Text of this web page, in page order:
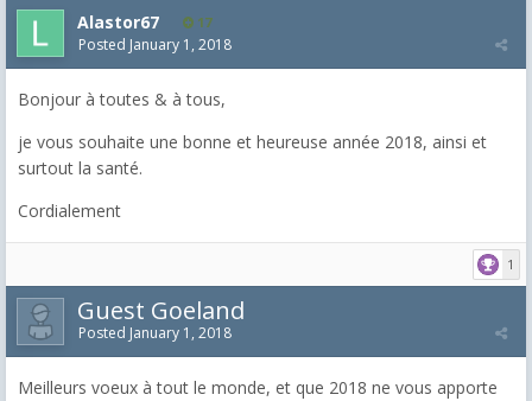
Alastor67 17
Posted January 1, 2018
Bonjour à toutes & à tous,
je vous souhaite une bonne et heureuse année 2018, ainsi et
surtout la santé.
Cordialement
1
Guest Goeland
Posted January 1, 2018
Meilleurs voeux à tout le monde, et que 2018 ne vous apporte